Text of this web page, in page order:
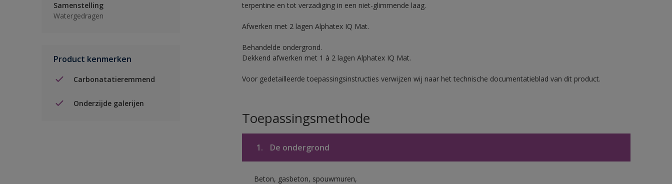
Samenstelling
Watergedragen
Product kenmerken
Carbonatatieremmend
Onderzijde galerijen
terpentine en tot verzadiging in een niet-glimmende laag.
Afwerken met 2 lagen Alphatex IQ Mat.
Behandelde ondergrond.
Dekkend afwerken met 1 à 2 lagen Alphatex IQ Mat.
Voor gedetailleerde toepassingsinstructies verwijzen wij naar het technische documentatieblad van dit product.
Toepassingsmethode
1. De ondergrond
Beton, gasbeton, spouwmuren,